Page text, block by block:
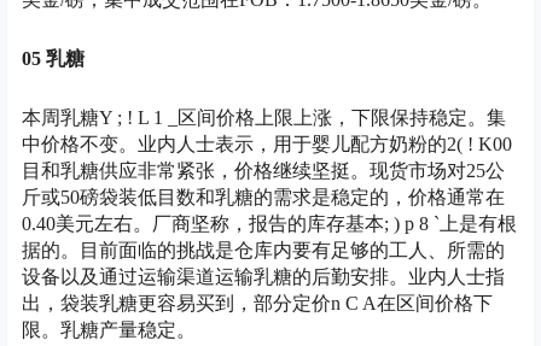
05 乳糖
本周乳糖Y ; ! L 1 _
区间价格上限上涨，下限保持稳定。集
中价格不变。业内人士表示，用于婴儿配方奶粉的2( ! K00
目和乳糖供应非常紧张，价格继续坚挺。现货市场对25公
斤或50磅袋装低目数和乳糖的需求是稳定的，价格通常在
0.40美元左右。厂商坚称，报告的库存基本; ) p 8 ` 上是有根
据的。目前面临的挑战是仓库内要有足够的工人、所需的
设备以及通过运输渠道运输乳糖的后勤安排。业内人士指
出，袋装乳糖更容易买到，部分定价n C A在区间价格下
限。乳糖产量稳定。